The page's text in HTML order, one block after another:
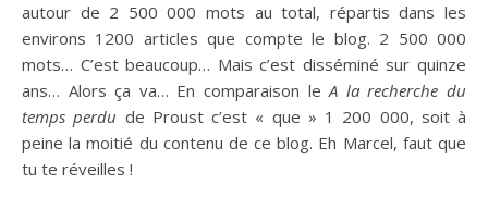
autour de 2 500 000 mots au total, répartis dans les
environs 1200 articles que compte le blog. 2 500 000
mots… C’est beaucoup… Mais c’est disséminé sur quinze
ans… Alors ça va… En comparaison leA la recherche du
temps perdu de Proust c’est « que » 1 200 000, soit à
peine la moitié du contenu de ce blog. Eh Marcel, faut que
tu te réveilles !